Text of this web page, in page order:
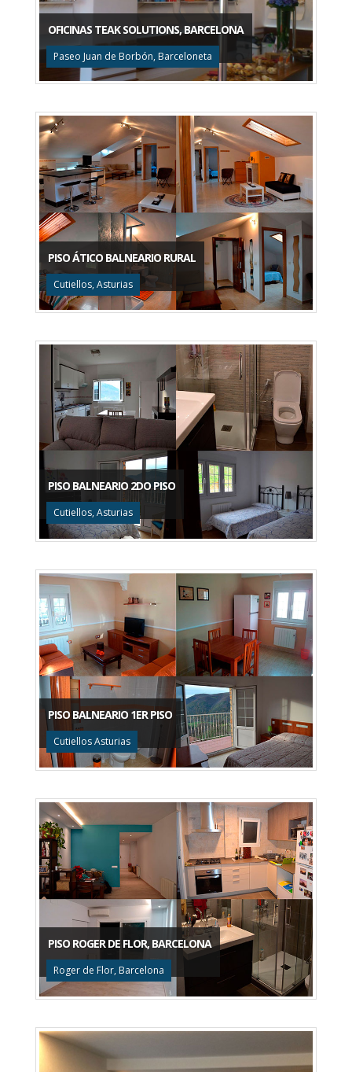
OFICINAS TEAK SOLUTIONS, BARCELONA
Paseo Juan de Borbón, Barceloneta
PISO ÁTICO BALNEARIO RURAL
Cutiellos, Asturias
PISO BALNEARIO 2DO PISO
Cutiellos, Asturias
PISO BALNEARIO 1ER PISO
Cutiellos Asturias
PISO ROGER DE FLOR, BARCELONA
Roger de Flor, Barcelona